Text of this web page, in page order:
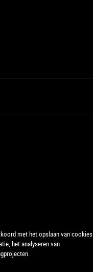
met het opslaan van cookies
het analyseren van